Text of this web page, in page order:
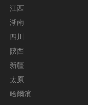
江西
湖南
四川
陝西
新疆
太原
哈爾濱